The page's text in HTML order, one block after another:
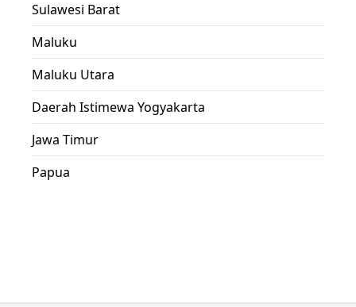
Sulawesi Barat
Maluku
Maluku Utara
Daerah Istimewa Yogyakarta
Jawa Timur
Papua